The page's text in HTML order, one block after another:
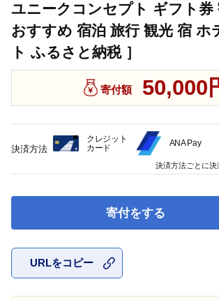
ユニークコンセプト ギフト券
おすすめ 宿泊 旅行 観光 宿 ホ
ト ふるさと納税 ］
寄付額 50,000
寄付をする
URLをコピー
決済方法
クレジット
カード
ANA Pay
決済方法ごとに決